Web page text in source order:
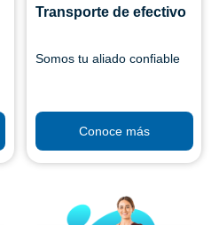
Transporte de efectivo
Somos tu aliado confiable
Conoce más